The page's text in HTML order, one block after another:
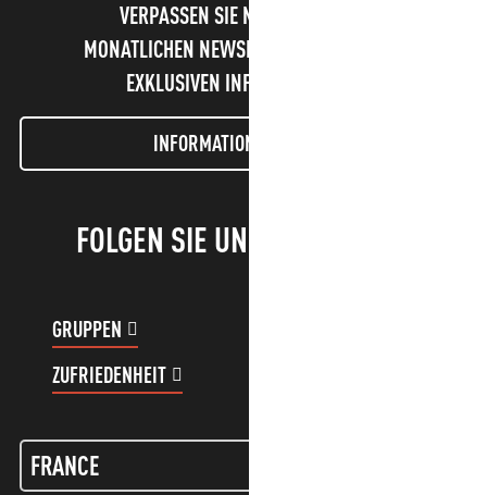
VERPASSEN SIE NICHT UNSEREN
MONATLICHEN NEWSLETTER UND UNSERE
EXKLUSIVEN INFORMATIONEN!
INFORMATIONEN LETTER
FOLGEN SIE UNS!
GRUPPEN
ZUFRIEDENHEIT